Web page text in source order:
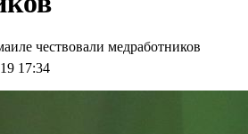
чествовали медработников
17:34